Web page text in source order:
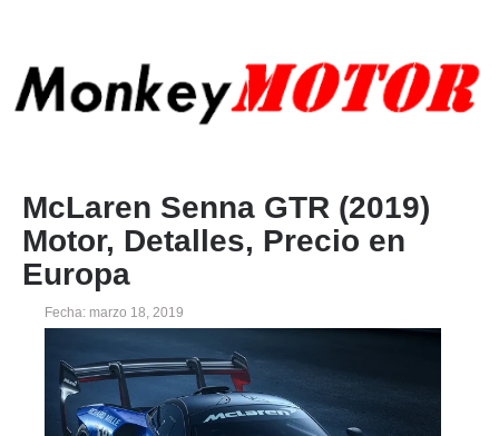
McLaren Senna GTR (2019)
Motor, Detalles, Precio en
Europa
Fecha: marzo 18, 2019